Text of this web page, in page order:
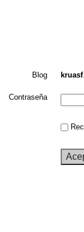
Blog kruasf
Contraseña